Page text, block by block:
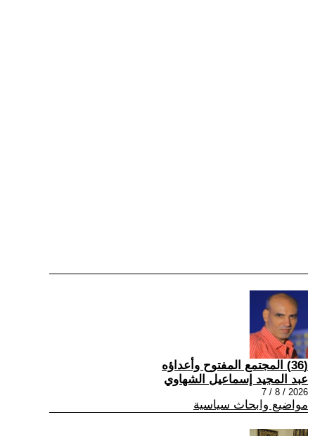
(36) المجتمع المفتوح وأعداؤه
عبد المجيد إسماعيل الشهاوي
2026 / 8 / 7
مواضيع وابحاث سياسية